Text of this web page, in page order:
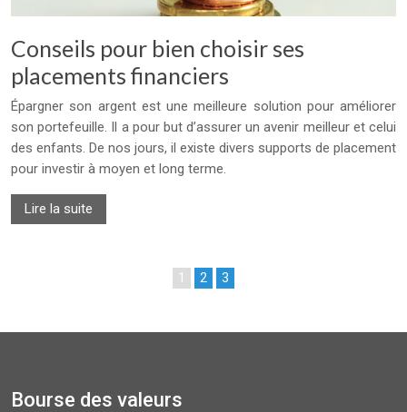
Conseils pour bien choisir ses
placements financiers
Épargner son argent est une meilleure solution pour améliorer
son portefeuille. Il a pour but d’assurer un avenir meilleur et celui
des enfants. De nos jours, il existe divers supports de placement
pour investir à moyen et long terme.
Lire la suite
1 2 3
Bourse des valeurs